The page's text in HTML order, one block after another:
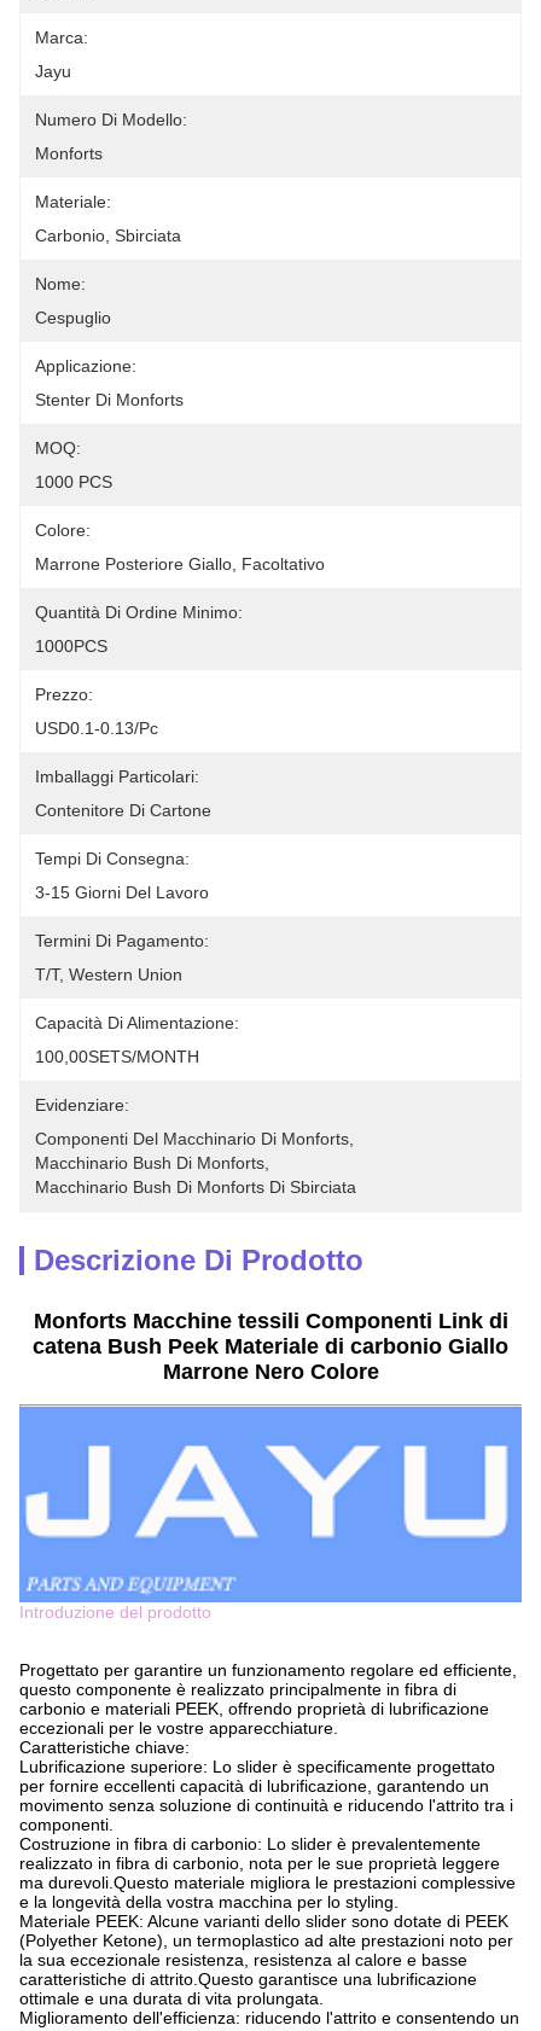
Marca:
Jayu
Numero Di Modello:
Monforts
Materiale:
Carbonio, Sbirciata
Nome:
Cespuglio
Applicazione:
Stenter Di Monforts
MOQ:
1000 PCS
Colore:
Marrone Posteriore Giallo, Facoltativo
Quantità Di Ordine Minimo:
1000PCS
Prezzo:
USD0.1-0.13/pc
Imballaggi Particolari:
Contenitore Di Cartone
Tempi Di Consegna:
3-15 Giorni Del Lavoro
Termini Di Pagamento:
T/T, Western Union
Capacità Di Alimentazione:
100,00SETS/MONTH
Evidenziare:
Componenti Del Macchinario Di Monforts
Macchinario Bush Di Monforts
Macchinario Bush Di Monforts Di Sbirciata
Descrizione Di Prodotto
Monforts Macchine tessili Componenti Link di
catena Bush Peek Materiale di carbonio Giallo
Marrone Nero Colore
Introduzione del prodotto
Progettato per garantire un funzionamento regolare ed efficiente,
questo componente è realizzato principalmente in fibra di
carbonio e materiali PEEK, offrendo proprietà di lubrificazione
eccezionali per le vostre apparecchiature.
Caratteristiche chiave:
Lubrificazione superiore: Lo slider è specificamente progettato
per fornire eccellenti capacità di lubrificazione, garantendo un
movimento senza soluzione di continuità e riducendo l'attrito tra i
componenti.
Costruzione in fibra di carbonio: Lo slider è prevalentemente
realizzato in fibra di carbonio, nota per le sue proprietà leggere
ma durevoli.Questo materiale migliora le prestazioni complessive
e la longevità della vostra macchina per lo styling.
Materiale PEEK: Alcune varianti dello slider sono dotate di PEEK
(Polyether Ketone), un termoplastico ad alte prestazioni noto per
la sua eccezionale resistenza, resistenza al calore e basse
caratteristiche di attrito.Questo garantisce una lubrificazione
ottimale e una durata di vita prolungata.
Miglioramento dell'efficienza: riducendo l'attrito e consentendo un